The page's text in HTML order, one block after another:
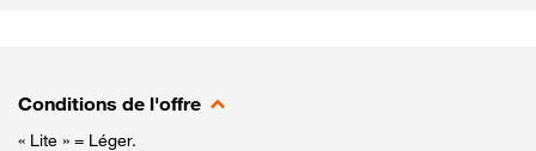
Conditions de l'offre
« Lite » = Léger.